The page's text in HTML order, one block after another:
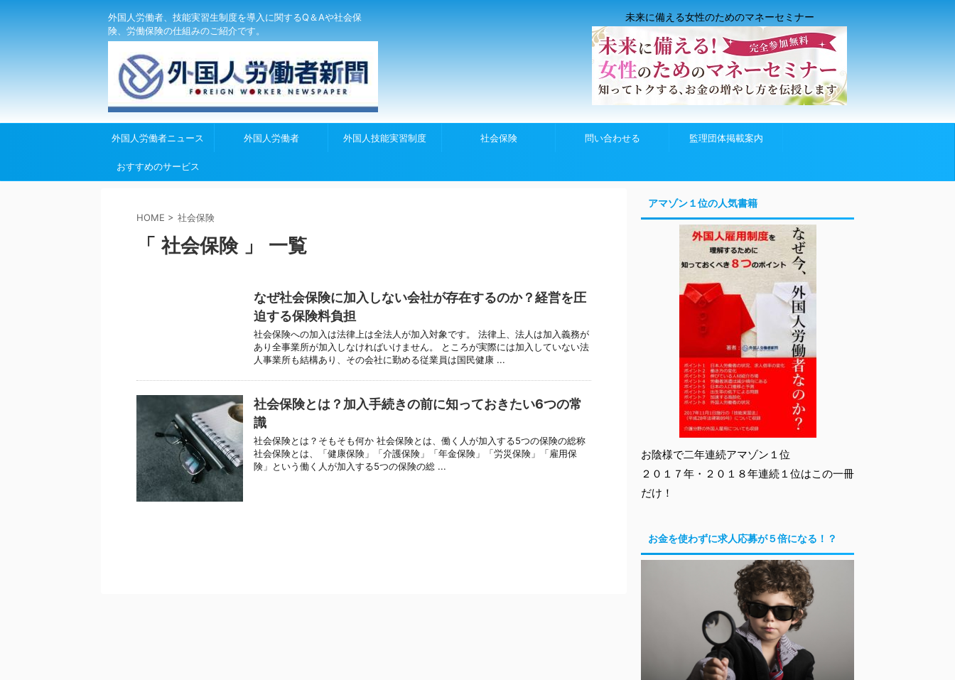
外国人労働者、技能実習生制度を導入に関するQ＆Aや社会保
険、労働保険の仕組みのご紹介です。
未来に備える女性のためのマネーセミナー
外国人労働者ニュース 外国人労働者 外国人技能実習制度 社会保険 問い合わせる 監理団体掲載案内
おすすめのサービス
HOME > 社会保険
「 社会保険 」 一覧
なぜ社会保険に加入しない会社が存在するのか？経営を圧
迫する保険料負担
社会保険への加入は法律上は全法人が加入対象です。 法律上、法人は加入義務が
あり全事業所が加入しなければいけません。 ところが実際には加入していない法
人事業所も結構あり、その会社に勤める従業員は国民健康 ...
社会保険とは？加入手続きの前に知っておきたい6つの常
識
社会保険とは？そもそも何か 社会保険とは、働く人が加入する5つの保険の総称
社会保険とは、「健康保険」「介護保険」「年金保険」「労災保険」「雇用保
険」という働く人が加入する5つの保険の総 ...
アマゾン１位の人気書籍
お陰様で二年連続アマゾン１位
２０１７年・２０１８年連続１位はこの一冊
だけ！
お金を使わずに求人応募が５倍になる！？